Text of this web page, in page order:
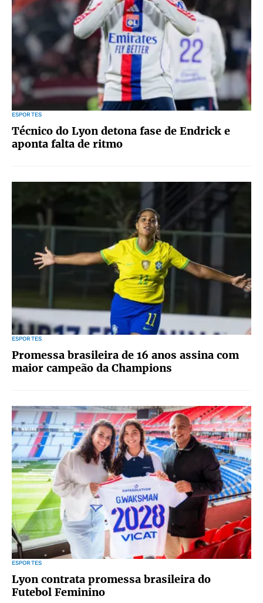
ESPORTES
Técnico do Lyon detona fase de Endrick e
aponta falta de ritmo
ESPORTES
Promessa brasileira de 16 anos assina com
maior campeão da Champions
ESPORTES
Lyon contrata promessa brasileira do
Futebol Feminino